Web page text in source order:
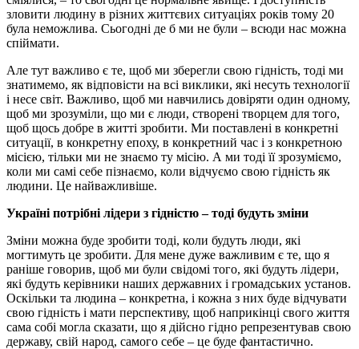
зловити людину в різних життєвих ситуаціях років тому 20
була неможлива. Сьогодні де б ми не були – всюди нас можна
спіймати.
Але тут важливо є те, щоб ми зберегли свою гідність, тоді ми
знатимемо, як відповісти на всі виклики, які несуть технології
і несе світ. Важливо, щоб ми навчились довіряти один одному,
щоб ми зрозуміли, що ми є люди, створені творцем для того,
щоб щось добре в житті зробити. Ми поставлені в конкретні
ситуації, в конкретну епоху, в конкретний час і з конкретною
місією, тільки ми не знаємо ту місію. А ми тоді її зрозуміємо,
коли ми самі себе пізнаємо, коли відчуємо свою гідність як
людини. Це найважливіше.
Україні потрібні лідери з гідністю – тоді будуть зміни
Зміни можна буде зробити тоді, коли будуть люди, які
могтимуть це зробити. Для мене дуже важливим є те, що я
раніше говорив, щоб ми були свідомі того, які будуть лідери,
які будуть керівники наших державних і громадських установ.
Оскільки та людина – конкретна, і кожна з них буде відчувати
свою гідність і мати перспективу, щоб наприкінці свого життя
сама собі могла сказати, що я дійсно гідно репрезентував свою
державу, свій народ, самого себе – це буде фантастично.